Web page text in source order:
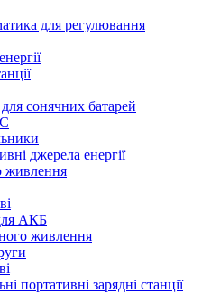
для регулювання
сонячних батарей
джерела енергії
живлення
АКБ
живлення
портативні зарядні станції